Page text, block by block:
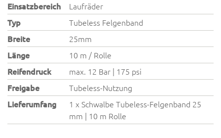
Einsatzbereich
Laufräder
Typ
Tubeless Felgenband
Breite
25mm
Länge
10 m / Rolle
Reifendruck
max. 12 Bar | 175 psi
Freigabe
Tubeless-Nutzung
Lieferumfang
1 x Schwalbe Tubeless-Felgenband 25
mm | 10 m Rolle